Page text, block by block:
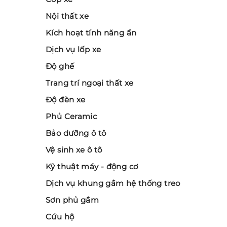
Nội thất xe
Kích hoạt tính năng ẩn
Dịch vụ lốp xe
Độ ghế
Trang trí ngoại thất xe
Độ đèn xe
Phủ Ceramic
Bảo dưỡng ô tô
Vệ sinh xe ô tô
Kỹ thuật máy - động cơ
Dịch vụ khung gầm hệ thống treo
Sơn phủ gầm
Cứu hộ